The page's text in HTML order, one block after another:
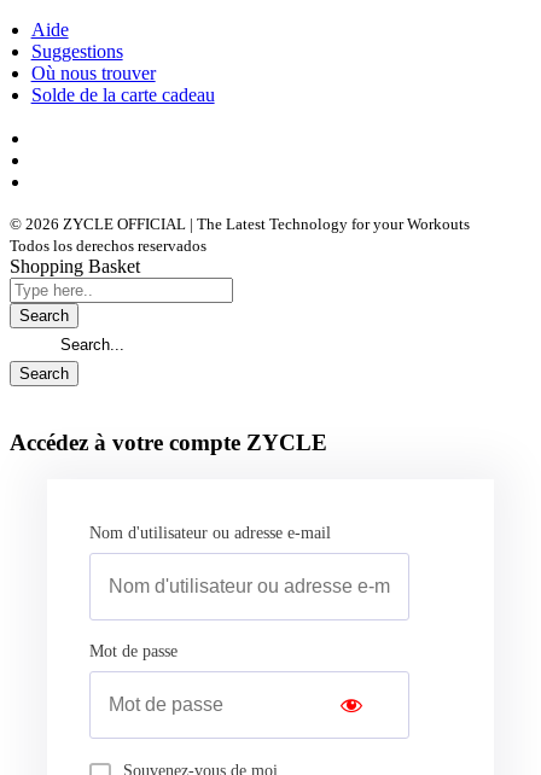
Aide
Suggestions
Où nous trouver
Solde de la carte cadeau
© 2026 ZYCLE OFFICIAL | The Latest Technology for your Workouts
Todos los derechos reservados
Shopping Basket
Accédez à votre compte ZYCLE
Nom d'utilisateur ou adresse e-mail
Mot de passe
Souvenez-vous de moi